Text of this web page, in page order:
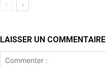
LAISSER UN COMMENTAIRE